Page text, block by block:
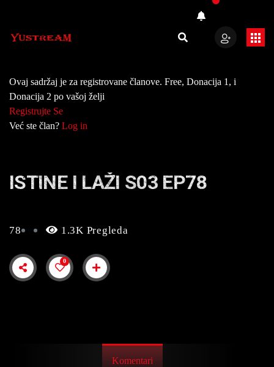
Ovaj sadržaj je za registrovane članove. Free, Donacija 1, i
Donacija 2 po vašoj želji
Registrujte Se
Već ste član? Log in
ISTINE I LAŽI S03 EP78
78 1.3K Pregleda
0
Komentari